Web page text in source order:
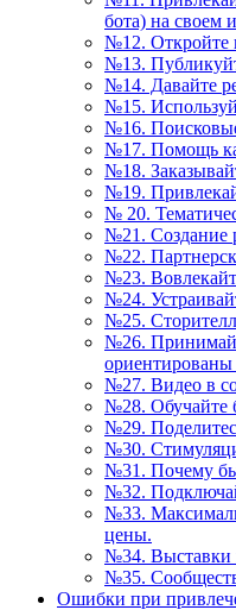
бота) на своем
№12. Откройте
№13.
№14. Давайте
№15.
№16.
№17. Помощь
№18.
№19.
№ 20.
№21. Создание
№22.
№23.
№24.
№25.
№26.
№27. Видео в
№28. Обучайте
№29.
№30.
№31. Почему бы
№32.
№33.
цены.
№34. Выставки
№35.
Ошибки при